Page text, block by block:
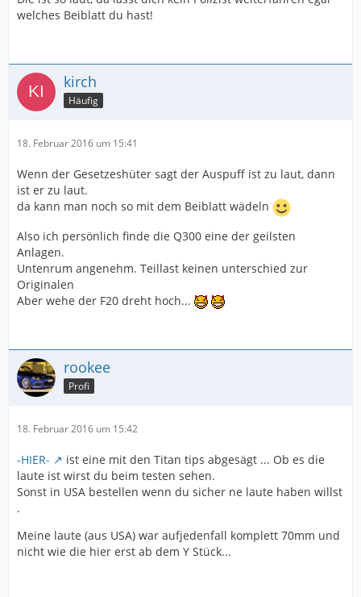
welches Beiblatt du hast!
kirch
Häufig
18. Februar 2016 um 15:41
Wenn der Gesetzeshüter sagt der Auspuff ist zu laut, dann
ist er zu laut.
da kann man noch so mit dem Beiblatt wädeln
Also ich persönlich finde die Q300 eine der geilsten
Anlagen.
Untenrum angenehm. Teillast keinen unterschied zur
Originalen
Aber wehe der F20 dreht hoch...
rookee
Profi
18. Februar 2016 um 15:42
-HIER-
ist eine mit den Titan tips abgesägt ... Ob es die
laute ist wirst du beim testen sehen.
Sonst in USA bestellen wenn du sicher ne laute haben willst
.
Meine laute (aus USA) war aufjedenfall komplett 70mm und
nicht wie die hier erst ab dem Y Stück...